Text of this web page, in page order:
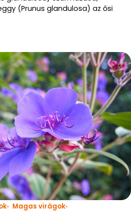
(Prunus glandulosa) az ősi
Magas virágok